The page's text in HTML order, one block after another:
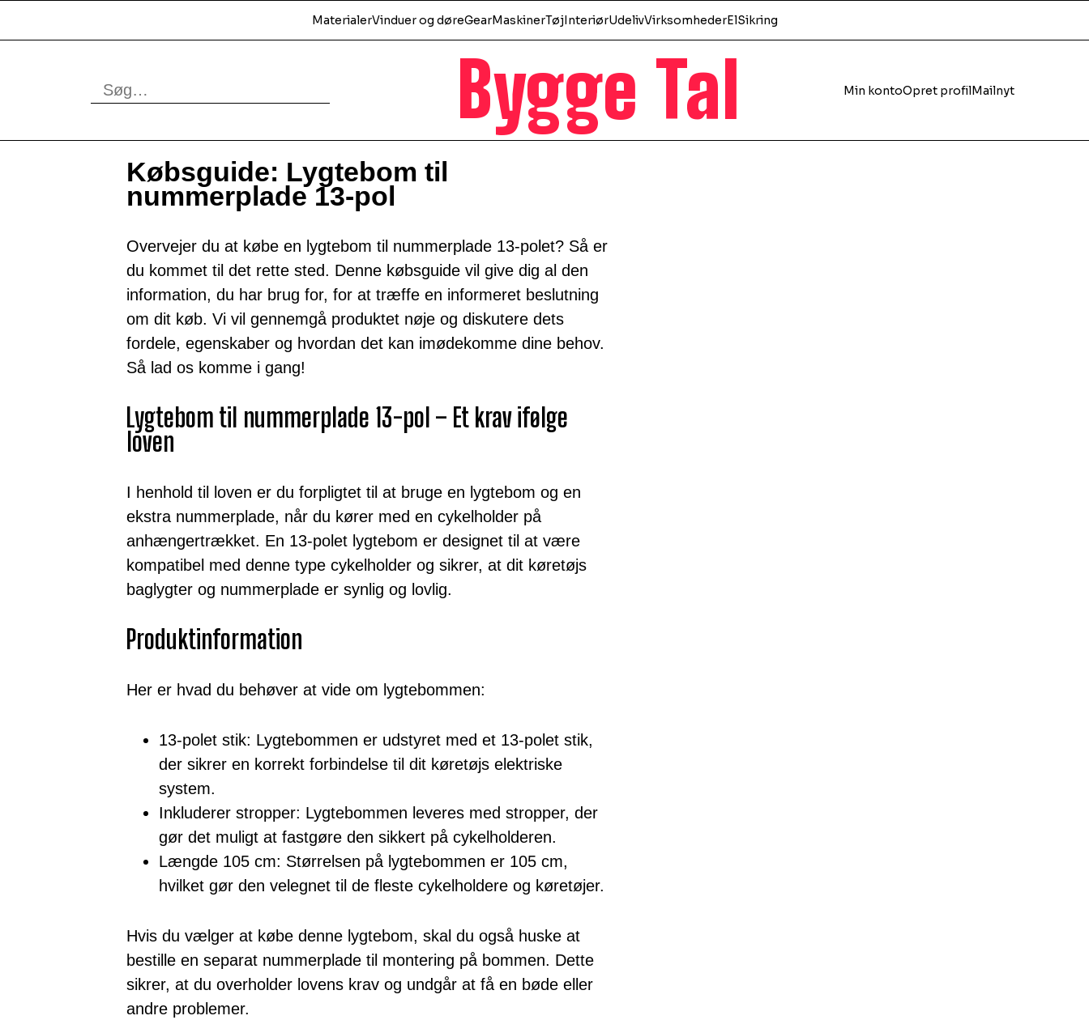
Bygge Tal Min kontoOpret profilMailnyt
MaterialerVinduer og døreGearMaskinerTøjInteriørUdelivVirksomhederElSikring
Købsguide: Lygtebom til
nummerplade 13-pol
Overvejer du at købe en lygtebom til nummerplade 13-polet? Så er
du kommet til det rette sted. Denne købsguide vil give dig al den
information, du har brug for, for at træffe en informeret beslutning
om dit køb. Vi vil gennemgå produktet nøje og diskutere dets
fordele, egenskaber og hvordan det kan imødekomme dine behov.
Så lad os komme i gang!
Lygtebom til nummerplade 13-pol – Et krav ifølge
loven
I henhold til loven er du forpligtet til at bruge en lygtebom og en
ekstra nummerplade, når du kører med en cykelholder på
anhængertrækket. En 13-polet lygtebom er designet til at være
kompatibel med denne type cykelholder og sikrer, at dit køretøjs
baglygter og nummerplade er synlig og lovlig.
Produktinformation
Her er hvad du behøver at vide om lygtebommen:
13-polet stik: Lygtebommen er udstyret med et 13-polet stik,
der sikrer en korrekt forbindelse til dit køretøjs elektriske
system.
Inkluderer stropper: Lygtebommen leveres med stropper, der
gør det muligt at fastgøre den sikkert på cykelholderen.
Længde 105 cm: Størrelsen på lygtebommen er 105 cm,
hvilket gør den velegnet til de fleste cykelholdere og køretøjer.
Hvis du vælger at købe denne lygtebom, skal du også huske at
bestille en separat nummerplade til montering på bommen. Dette
sikrer, at du overholder lovens krav og undgår at få en bøde eller
andre problemer.